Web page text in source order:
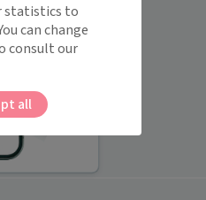
statistics to
can change
consult our
all